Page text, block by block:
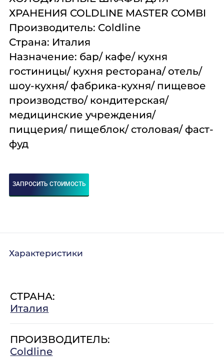
Комплексное
оснащение
Подробнее
Поставка
аксессуаров и
запасных частей
Подробнее
Оборудование
профессиональной
кухни
Подробнее
ХРАНЕНИЯ COLDLINE MASTER COMBI
Производитель: Coldline
Страна: Италия
Назначение: бар/ кафе/ кухня
гостиницы/ кухня ресторана/ отель/
шоу-кухня/ фабрика-кухня/ пищевое
производство/ кондитерская/
медицинские учреждения/
пиццерия/ пищеблок/ столовая/ фаст-
фуд
ЗАПРОСИТЬ СТОИМОСТЬ
Характеристики
СТРАНА:
Италия
ПРОИЗВОДИТЕЛЬ:
Coldline